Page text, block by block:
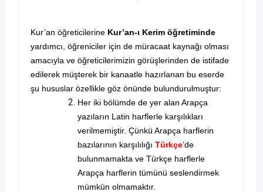
Kur’an öğreticilerine Kur’an-ı Kerim öğretiminde
yardımcı, öğreniciler için de müracaat kaynağı olması
amacıyla ve öğreticilerimizin görüşlerinden de istifade
edilerek müşterek bir kanaatle hazırlanan bu eserde
şu hususlar özellikle göz önünde bulundurulmuştur:
Her iki bölümde de yer alan Arapça
yazıların Latin harflerle karşılıkları
verilmemiştir. Çünkü Arapça harflerin
bazılarının karşılılığı Türkçe’de
bulunmamakta ve Türkçe harflerle
Arapça harflerin tümünü seslendirmek
mümkün olmamaktır.